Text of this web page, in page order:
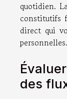
quotidien.
constitutifs
direct qui
personnelles.
des